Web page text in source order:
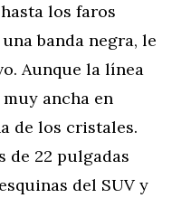
los faros
banda negra, le
Aunque la línea
ancha en
de los cristales.
de 22 pulgadas
del SUV y